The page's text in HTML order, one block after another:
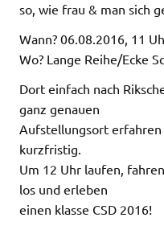
so, wie frau & man sich
Wann? 06.08.2016, 11
Wo? Lange Reihe/Ecke
Dort einfach nach
ganz genauen
Aufstellungsort
kurzfristig.
Um 12 Uhr laufen,
los und erleben
einen klasse CSD 2016!